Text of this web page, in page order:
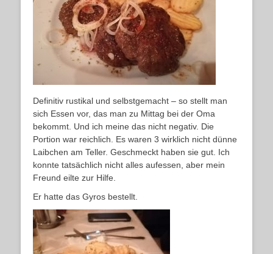
Definitiv rustikal und selbstgemacht – so stellt man
sich Essen vor, das man zu Mittag bei der Oma
bekommt. Und ich meine das nicht negativ. Die
Portion war reichlich. Es waren 3 wirklich nicht dünne
Laibchen am Teller. Geschmeckt haben sie gut. Ich
konnte tatsächlich nicht alles aufessen, aber mein
Freund eilte zur Hilfe.
Er hatte das Gyros bestellt.